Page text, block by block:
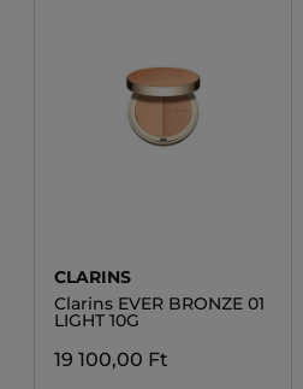
CLARINS
Clarins EVER BRONZE 01
LIGHT 10G
19 100,00 Ft